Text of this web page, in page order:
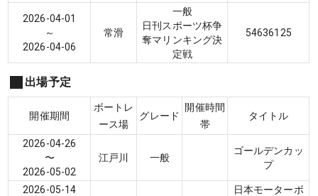
2026-04-01
～
2026-04-06
常滑
一般
日刊スポーツ杯争
奪マリンキング決
定戦
546361 25
出場予定
開催期間
ボートレ
ース場
グレード
開催時間
帯
タイトル
2026-04-26
〜
2026-05-02
江戸川 一般
ゴールデンカッ
プ
2026-05-14
日本モーターボ